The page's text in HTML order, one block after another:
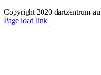
Copyright 2020 dartzentrum-
Facebook
Instagram
YouTube
Page load link